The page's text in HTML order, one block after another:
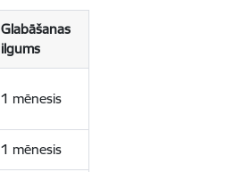
Glabāšanas
ilgums
1 mēnesis
1 mēnesis